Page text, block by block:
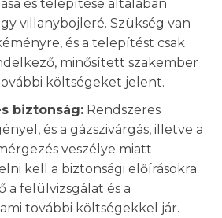
és telepítése általában
villanybojleré. Szükség van
és a telepítést csak
minősített szakember
költségeket jelent.
biztonság: Rendszeres
és a gázszivárgás, illetve a
veszélye miatt
kell a biztonsági előírásokra.
a felülvizsgálat és a
további költségekkel jár.